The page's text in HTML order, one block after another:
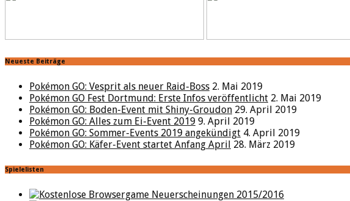
Neueste Beiträge
Pokémon GO: Vesprit als neuer Raid-Boss 2. Mai 2019
Pokémon GO Fest Dortmund: Erste Infos veröffentlicht 2. Mai 2019
Pokémon GO: Boden-Event mit Shiny-Groudon 29. April 2019
Pokémon GO: Alles zum Ei-Event 2019 9. April 2019
Pokémon GO: Sommer-Events 2019 angekündigt 4. April 2019
Pokémon GO: Käfer-Event startet Anfang April 28. März 2019
Spielelisten